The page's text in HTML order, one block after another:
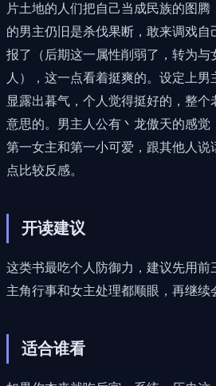
片土地的人们把自己当成民族的图
的男主仍旧是杀伐果断，敢来调戏自
报了（后期这一属性削弱了，转为与
人），这一点看着挺爽的。设定上
显露出暮气，个人觉得挺好的，整
意思的。男主人公有丶龙傲天的感觉
第一女主和第一小可爱，跟其他人说
点比较反感。
开读建议
这类书最吃个人防御力，建议先用前
主角行事和女主处理都顺眼，再继续
适合谁看